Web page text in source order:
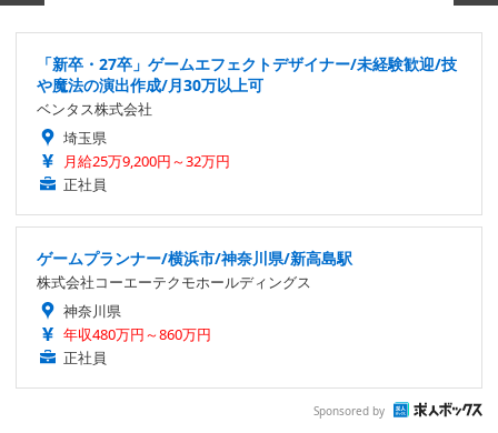
「新卒・27卒」ゲームエフェクトデザイナー/未経験歓迎/技
や魔法の演出作成/月30万以上可
ベンタス株式会社
埼玉県
月給25万9,200円～32万円
正社員
ゲームプランナー/横浜市/神奈川県/新高島駅
株式会社コーエーテクモホールディングス
神奈川県
年収480万円～860万円
正社員
Sponsored by